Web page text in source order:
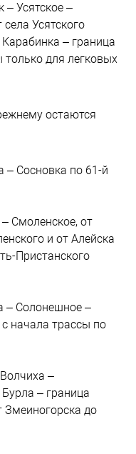
– Усятское –
Усятского
– граница
для легковых
остаются
– Сосновка по 61-й
Смоленское, от
и от Алейска
Пристанского
– Солонешное –
начала трассы по
–
– граница
Змеиногорска до